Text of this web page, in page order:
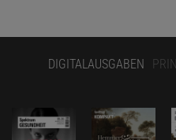
DIGITALAUSGABEN